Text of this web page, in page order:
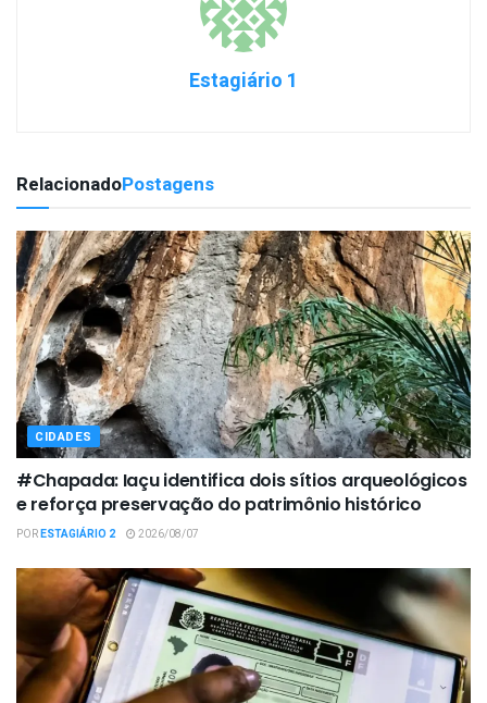
Estagiário 1
RelacionadoPostagens
CIDADES
#Chapada: Iaçu identifica dois sítios arqueológicos
e reforça preservação do patrimônio histórico
PORESTAGIÁRIO 2 2026/08/07